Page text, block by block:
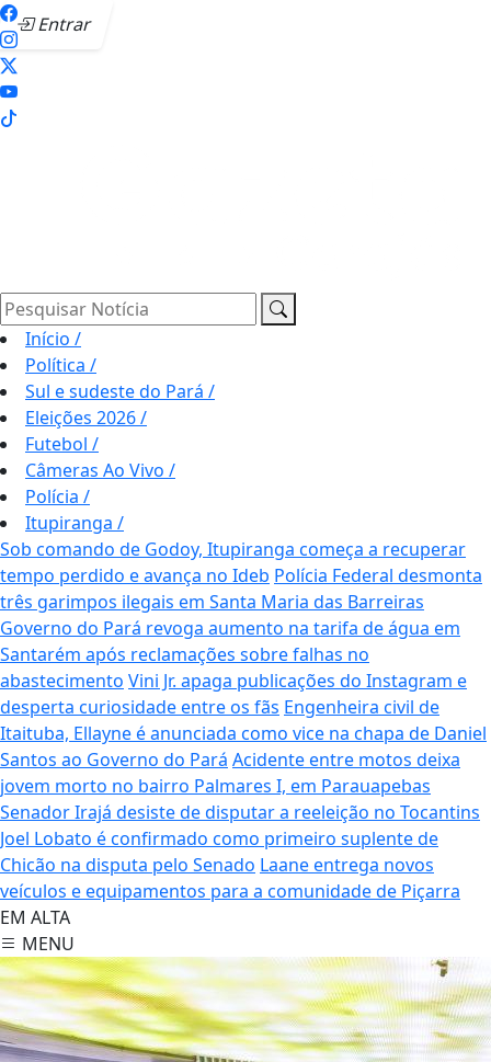
Entrar
Pesquisar Notícia
Início /
Política /
Sul e sudeste do Pará /
Eleições 2026/
Futebol /
Câmeras Ao Vivo /
Polícia /
Itupiranga /
Sob comando de Godoy, Itupiranga começa a recuperar
tempo perdido e avança no Ideb Polícia Federal desmonta
três garimpos ilegais em Santa Maria das Barreiras
Governo do Pará revoga aumento na tarifa de água em
Santarém após reclamações sobre falhas no
abastecimento Vini Jr. apaga publicações do Instagram e
desperta curiosidade entre os fãs Engenheira civil de
Itaituba, Ellayne é anunciada como vice na chapa de Daniel
Santos ao Governo do Pará Acidente entre motos deixa
jovem morto no bairro Palmares I, em Parauapebas
Senador Irajá desiste de disputar a reeleição no Tocantins
Joel Lobato é confirmado como primeiro suplente de
Chicão na disputa pelo Senado Laane entrega novos
veículos e equipamentos para a comunidade de Piçarra
EM ALTA
MENU